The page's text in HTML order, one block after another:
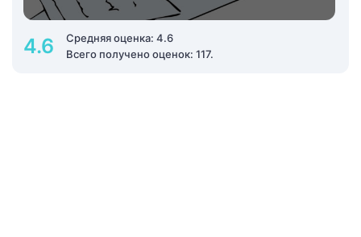
4.6
Средняя оценка: 4.6
Всего получено оценок: 117.